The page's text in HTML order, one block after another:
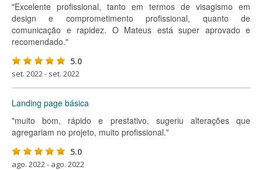
"Excelente profissional, tanto em termos de visagismo em
design e comprometimento profissional, quanto de
comunicação e rapidez. O Mateus está super aprovado e
recomendado."
5.0
set. 2022 - set. 2022
Landing page básica
"muito bom, rápido e prestativo, sugeriu alterações que
agregariam no projeto, muito profissional."
5.0
ago. 2022 - ago. 2022